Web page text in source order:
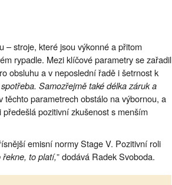
– stroje, které jsou výkonné a přitom
rypadle. Mezi klíčové parametry se zařadil
obsluhu a v neposlední řadě i šetrnost k
Samozřejmě také délka záruk a
parametrech obstálo na výbornou, a
pozitivní zkušenost s menším
emisní normy Stage V. Pozitivní roli
řekne, to platí,” dodává Radek Svoboda.